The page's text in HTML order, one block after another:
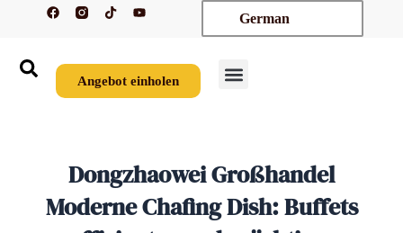
F
a
o
k
T
i
k
Y
o
b
e
German
Angebot einholen
Dongzhaowei Großhandel
Moderne Chafing Dish: Buffets